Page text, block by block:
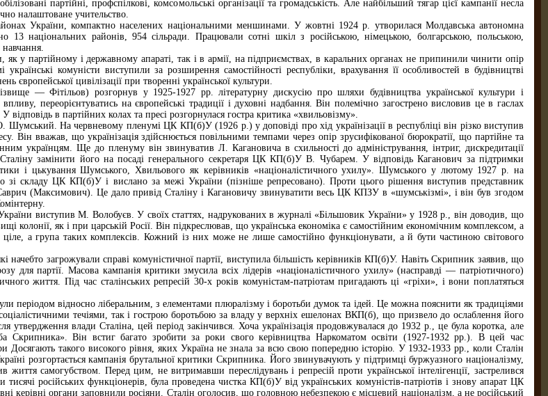
партійні, профспілкові, комсомольські організації та громадськість. Але найбільший тягар цієї кампанії несла
налаштоване учительство.
України, компактно населених національними меншинами. У жовтні 1924 р. утворилася Молдавська автономна
13 національних районів, 954 сільради. Працювали сотні шкіл з російською, німецькою, болгарською, польською,
як у партійному і державному апараті, так і в армії, на підприємствах, в каральних органах не припинили чинити опір
українські комуністи виступили за розширення самостійності республіки, врахування її особливостей в будівництві
європейської цивілізації при творенні української культури.
— Фітільов) розгорнув у 1925-1927 pp. літературну дискусію про шляхи будівництва української культури і
впливу, переорієнтуватись на європейські традиції і духовні надбання. Він полемічно загострено висловив це в гаслах
в партійних колах та пресі розгорнулася гостра критика «хвильовізму».
На червневому пленумі ЦК КП(б)У (1926 р.) у доповіді про хід українізації в республіці він різко виступив
Він вважав, що українізація здійснюється повільними темпами через опір зрусифікованої бюрократії, що партійне та
українцям. Ще до пленуму він звинуватив Л. Кагановича в схильності до адміністрування, інтриг, дискредитації
Сталіну замінити його на посаді генерального секретаря ЦК КП(б)У В. Чубарем. У відповідь Каганович за підтримки
і цькування Шумського, Хвильового як керівників «націоналістичного ухилу». Шумського у лютому 1927 р. на
зі складу ЦК КП(б)У і вислано за межі України (пізніше репресовано). Проти цього рішення виступив представник
(Максимович). Це дало привід Сталіну і Кагановичу звинуватити весь ЦК КПЗУ в «шумськізмі», і він був згодом
виступив М. Волобуєв. У своїх статтях, надрукованих в журналі «Більшовик України» у 1928 р., він доводив, що
колонії, як і при царській Росії. Він підкреслював, що українська економіка є самостійним економічним комплексом, а
а група таких комплексів. Кожний із них може не лише самостійно функціонувати, а й бути частиною світового
начебто загрожували справі комуністичної партії, виступила більшість керівників КП(б)У. Навіть Скрипник заявив, що
для партії. Масова кампанія критики змусила всіх лідерів «націоналістичного ухилу» (насправді — патріотичного)
життя. Під час сталінських репресій 30-х років комуністам-патріотам пригадають ці «гріхи», і вони поплатяться
періодом відносно ліберальним, з елементами плюралізму і боротьби думок та ідей. Це можна пояснити як традиціями
течіями, так і гострою боротьбою за владу у верхніх ешелонах ВКП(б), що призвело до ослаблення його
утвердження влади Сталіна, цей період закінчився. Хоча українізація продовжувалася до 1932 p., це була коротка, але
Скрипника». Він встиг багато зробити за роки свого керівництва Наркоматом освіти (1927-1932 pp.). В цей час
Досягають такого високого рівня, яких Україна не знала за всю свою попередню історію. У 1932-1933 pp., коли Сталін
розгортається кампанія брутальної критики Скрипника. Його звинувачують у підтримці буржуазного націоналізму,
життя самогубством. Перед цим, не витримавши переслідувань і репресій проти української інтелігенції, застрелився
російських функціонерів, була проведена чистка КП(б)У від українських комуністів-патріотів і знову апарат ЦК
керівні органи заповнили росіяни. Сталін оголосив, що головною небезпекою є місцевий націоналізм, а не російський